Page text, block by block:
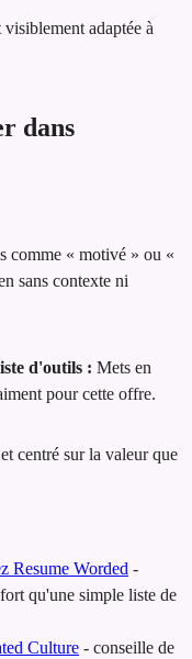
adaptée à
dans
comme « motivé » ou «
sans contexte ni
d'outils : Mets en
pour cette offre.
centré sur la valeur que
Resume Worded -
qu'une simple liste de
Culture - conseille de